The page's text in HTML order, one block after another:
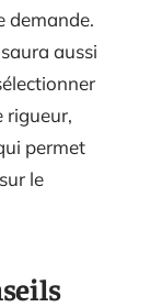
demande.
aussi
rigueur,
permet
le